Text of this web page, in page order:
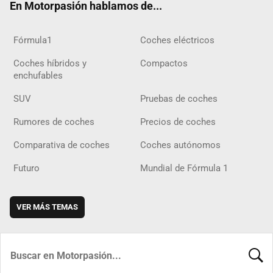
En Motorpasión hablamos de...
Fórmula1 Coches eléctricos
Coches híbridos y
enchufables
Compactos
SUV Pruebas de coches
Rumores de coches Precios de coches
Comparativa de coches Coches autónomos
Futuro Mundial de Fórmula 1
VER MÁS TEMAS